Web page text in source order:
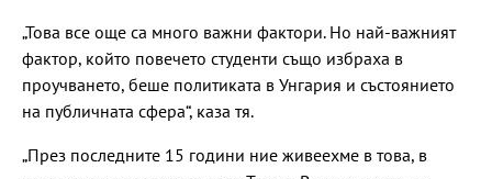
„Това все още са много важни фактори. Но най-важният
фактор, който повечето студенти също избраха в
проучването, беше политиката в Унгария и състоянието
на публичната сфера“, каза тя.
„През последните 15 години ние живеехме в това, в